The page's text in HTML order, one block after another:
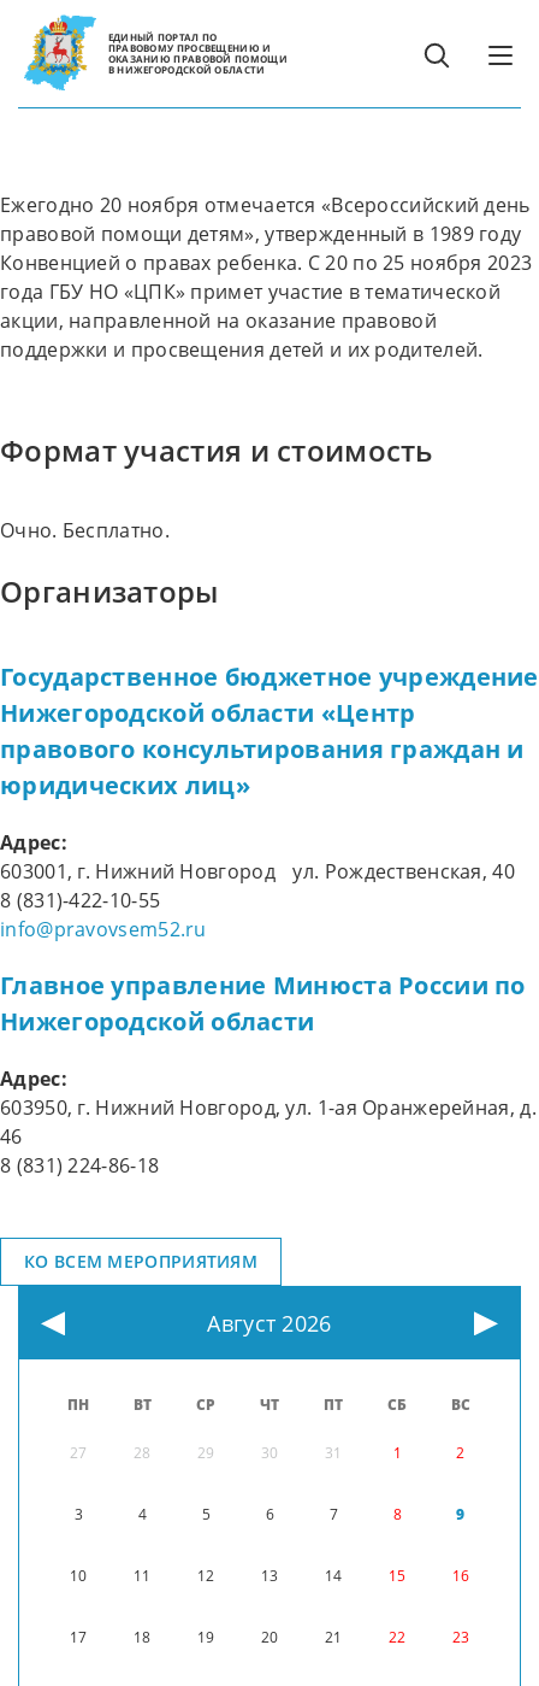
ЕДИНЫЙ ПОРТАЛ ПО
ПРАВОВОМУ ПРОСВЕЩЕНИЮ И
ОКАЗАНИЮ ПРАВОВОЙ ПОМОЩИ
В НИЖЕГОРОДСКОЙ ОБЛАСТИ
Август 2026
ПН ВТ СР ЧТ ПТ СБ ВС
27 28 29 30 31 1 2
3 4 5 6 7 8 9
10 11 12 13 14 15 16
17 18 19 20 21 22 23
Ежегодно 20 ноября отмечается «Всероссийский день
правовой помощи детям», утвержденный в 1989 году
Конвенцией о правах ребенка. С 20 по 25 ноября 2023
года ГБУ НО «ЦПК» примет участие в тематической
акции, направленной на оказание правовой
поддержки и просвещения детей и их родителей.
Формат участия и стоимость
Очно. Бесплатно.
Организаторы
Государственное бюджетное учреждение
Нижегородской области «Центр
правового консультирования граждан и
юридических лиц»
Адрес:
603001, г. Нижний Новгород ул. Рождественская, 40
8 (831)-422-10-55
info@pravovsem52.ru
Главное управление Минюста России по
Нижегородской области
Адрес:
603950, г. Нижний Новгород, ул. 1-ая Оранжерейная, д.
46
8 (831) 224-86-18
КО ВСЕМ МЕРОПРИЯТИЯМ